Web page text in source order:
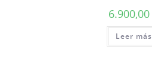
6.900,00
Leer más